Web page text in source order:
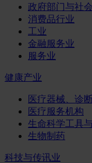
政府部门与社
消费品行业
工业
金融服务业
服务业
健康产业
医疗器械、诊
医疗服务机构
生命科学工具
生物制药
科技与传讯业